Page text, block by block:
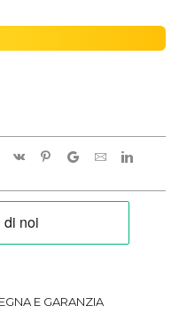
E GARANZIA